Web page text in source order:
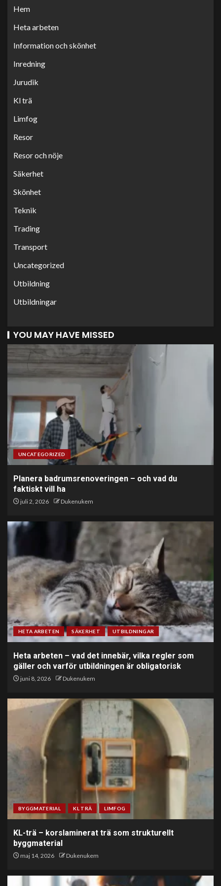
Hem
Heta arbeten
Information och skönhet
Inredning
Jurudik
Kl trä
Limfog
Resor
Resor och nöje
Säkerhet
Skönhet
Teknik
Trading
Transport
Uncategorized
Utbildning
Utbildningar
YOU MAY HAVE MISSED
UNCATEGORIZED
Planera badrumsrenoveringen – och vad du
faktiskt vill ha
juli 2, 2026 Dukenukem
HETA ARBETEN SÄKERHET UTBILDNINGAR
Heta arbeten – vad det innebär, vilka regler som
gäller och varför utbildningen är obligatorisk
juni 8, 2026 Dukenukem
BYGGMATERIAL KL TRÄ LIMFOG
KL-trä – korslaminerat trä som strukturellt
byggmaterial
maj 14, 2026 Dukenukem